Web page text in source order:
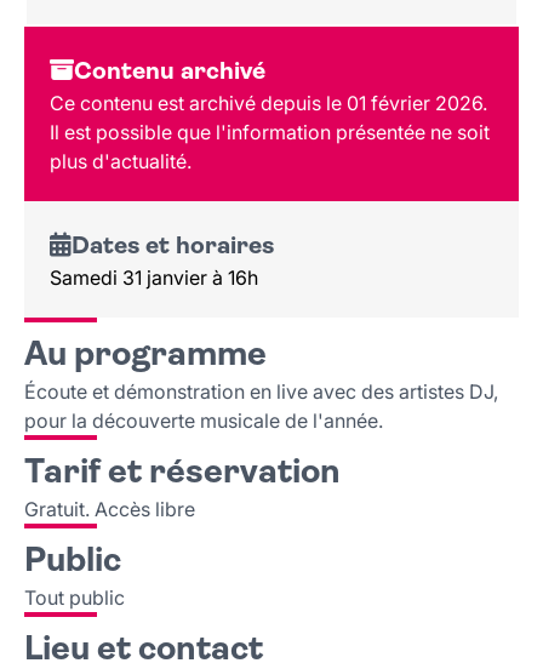
Dates et horaires
Au programme
Tarif et réservation
Public
Lieu et contact
Contenu archivé
Ce contenu est archivé depuis le 01 février 2026.
Il est possible que l'information présentée ne soit
plus d'actualité.
Dates et horaires
Samedi 31 janvier à 16h
Au programme
Écoute et démonstration en live avec des artistes DJ,
pour la découverte musicale de l'année.
Tarif et réservation
Gratuit. Accès libre
Public
Tout public
Lieu et contact